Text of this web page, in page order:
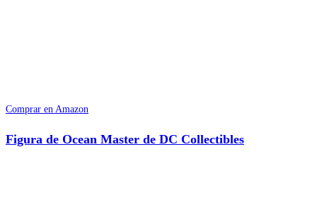
Comprar en Amazon
Figura de Ocean Master de DC Collectibles